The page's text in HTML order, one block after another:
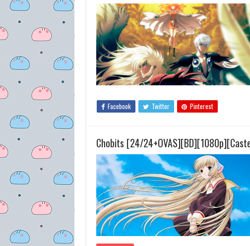
Facebook Twitter Pinterest
Chobits [24/